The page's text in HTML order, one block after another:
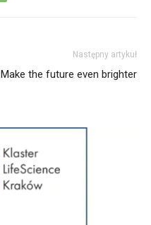
Następny artykuł
Make the future even brighter